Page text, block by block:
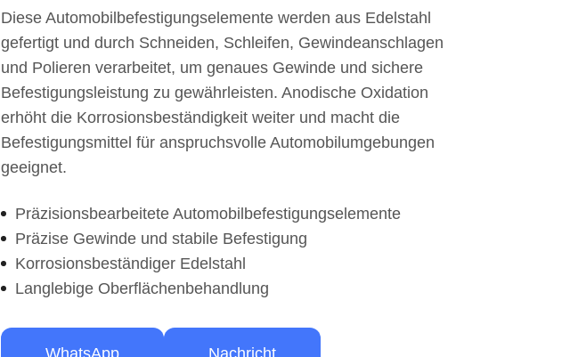
Diese Automobilbefestigungselemente werden aus Edelstahl
gefertigt und durch Schneiden, Schleifen, Gewindeanschlagen
und Polieren verarbeitet, um genaues Gewinde und sichere
Befestigungsleistung zu gewährleisten. Anodische Oxidation
erhöht die Korrosionsbeständigkeit weiter und macht die
Befestigungsmittel für anspruchsvolle Automobilumgebungen
geeignet.
Präzisionsbearbeitete Automobilbefestigungselemente
Präzise Gewinde und stabile Befestigung
Korrosionsbeständiger Edelstahl
Langlebige Oberflächenbehandlung
WhatsApp Nachricht